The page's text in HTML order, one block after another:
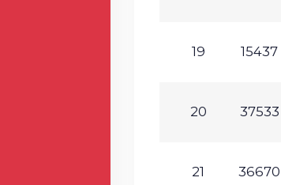
19 15437
20 37533
21 36670